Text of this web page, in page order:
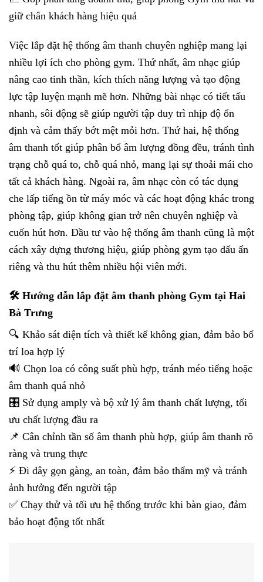
giữ chân khách hàng hiệu quả
Việc lắp đặt hệ thống âm thanh chuyên nghiệp mang lại
nhiều lợi ích cho phòng gym. Thứ nhất, âm nhạc giúp
nâng cao tinh thần, kích thích năng lượng và tạo động
lực tập luyện mạnh mẽ hơn. Những bài nhạc có tiết tấu
nhanh, sôi động sẽ giúp người tập duy trì nhịp độ ổn
định và cảm thấy bớt mệt mỏi hơn. Thứ hai, hệ thống
âm thanh tốt giúp phân bổ âm lượng đồng đều, tránh tình
trạng chỗ quá to, chỗ quá nhỏ, mang lại sự thoải mái cho
tất cả khách hàng. Ngoài ra, âm nhạc còn có tác dụng
che lấp tiếng ồn từ máy móc và các hoạt động khác trong
phòng tập, giúp không gian trở nên chuyên nghiệp và
cuốn hút hơn. Đầu tư vào hệ thống âm thanh cũng là một
cách xây dựng thương hiệu, giúp phòng gym tạo dấu ấn
riêng và thu hút thêm nhiều hội viên mới.
🛠 Hướng dẫn lắp đặt âm thanh phòng Gym tại Hai
Bà Trưng
🔍 Khảo sát diện tích và thiết kế không gian, đảm bảo bố
trí loa hợp lý
🔊 Chọn loa có công suất phù hợp, tránh méo tiếng hoặc
âm thanh quá nhỏ
🎛 Sử dụng amply và bộ xử lý âm thanh chất lượng, tối
ưu chất lượng đầu ra
📌 Cân chỉnh tần số âm thanh phù hợp, giúp âm thanh rõ
ràng và trung thực
⚡ Đi dây gọn gàng, an toàn, đảm bảo thẩm mỹ và tránh
ảnh hưởng đến người tập
✅ Chạy thử và tối ưu hệ thống trước khi bàn giao, đảm
bảo hoạt động tốt nhất